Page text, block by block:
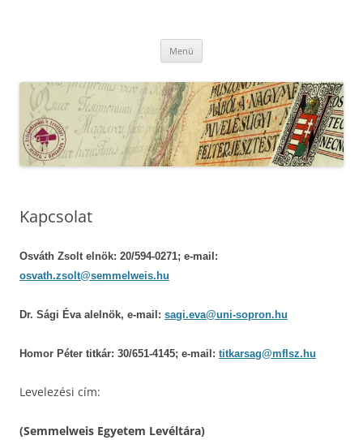
Menü
Kapcsolat
Osváth Zsolt elnök: 20/594-0271; e-mail:
osvath.zsolt@semmelweis.hu
Dr. Sági Éva alelnök, e-mail: sagi.eva@uni-sopron.hu
Homor Péter titkár: 30/651-4145; e-mail: titkarsag@mflsz.hu
Levelezési cím:
(Semmelweis Egyetem Levéltára)